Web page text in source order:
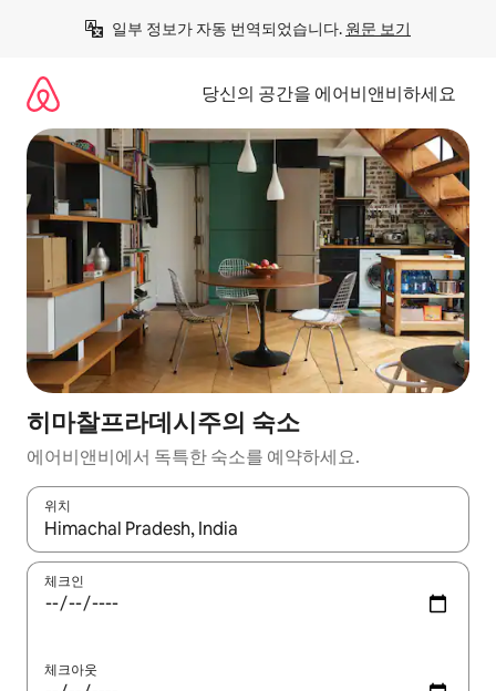
일부 정보가 자동 번역되었습니다. 원문 보기
당신의 공간을 에어비앤비하세요
히마찰프라데시주의 숙소
에어비앤비에서 독특한 숙소를 예약하세요.
위치
결과가 나오면 위·아래 화살표 키를 사용하거나 터치 또는 스와이
체크인
체크아웃